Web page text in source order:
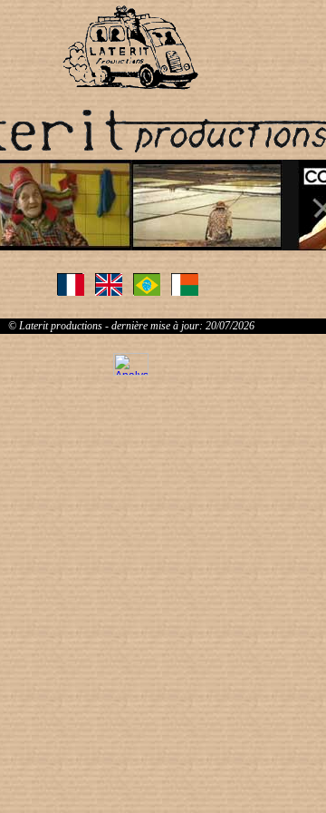
© Laterit productions - dernière mise à jour: 20/07/2026